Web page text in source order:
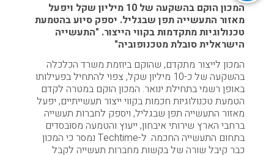
המכון הוקם בהשקעה של 10 מיליון שקל ויפעל
מאזור התעשייה תפן שבגליל. יספק סיוע בהטמעת
טכנולוגיות מתקדמות בקווי הייצור. "התעשייה
הישראלית סובלת מטכנופוביה"
המכון לייצור מתקדם, שהוקם ביוזמת משרד הכלכלה
בהשקעה של כ-10 מיליון שקל, צפוי להתחיל בפעילותו
באופן רשמי בתחילת ינואר. המכון הוקם במטרה לקדם
הטמעת טכנולוגיות חכמות בקווי ייצור תעשייתיים, יפעל
מאזור התעשייה תפן שבגליל, ויספק לחברות תעשייה
ברחבי הארץ שירותי איבחון, ייעוץ והטמעה מסובסדים
בתחום התעשייה החכמה. ל-Techtime נמסר כי המכון
כבר קיבל שורה של בקשות מחברות תעשייה לקבל